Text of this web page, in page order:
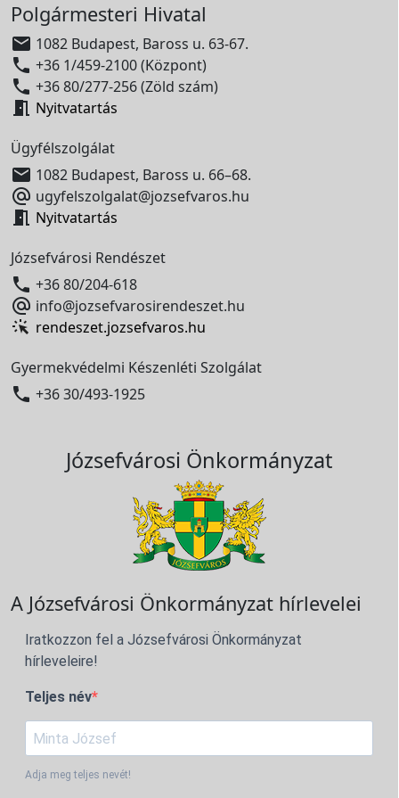
Polgármesteri Hivatal
 1082 Budapest, Baross u. 63-67.
 +36 1/459-2100 (Központ)
 +36 80/277-256 (Zöld szám)
 Nyitvatartás
Ügyfélszolgálat
 1082 Budapest, Baross u. 66–68.
 ugyfelszolgalat@jozsefvaros.hu
 Nyitvatartás
Józsefvárosi Rendészet
 +36 80/204-618
 info@jozsefvarosirendeszet.hu
rendeszet.jozsefvaros.hu
Gyermekvédelmi Készenléti Szolgálat
 +36 30/493-1925
Józsefvárosi Önkormányzat
A Józsefvárosi Önkormányzat hírlevelei
Iratkozzon fel a Józsefvárosi Önkormányzat
hírleveleire!
Teljes név
Adja meg teljes nevét!